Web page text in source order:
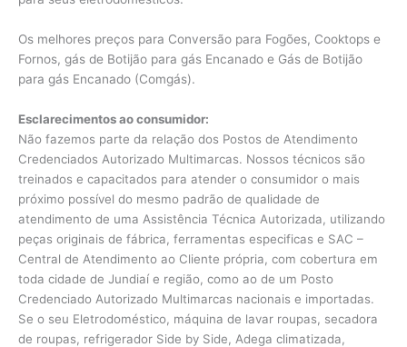
Os melhores preços para Conversão para Fogões, Cooktops e
Fornos, gás de Botijão para gás Encanado e Gás de Botijão
para gás Encanado (Comgás).
Esclarecimentos ao consumidor:
Não fazemos parte da relação dos Postos de Atendimento
Credenciados Autorizado Multimarcas. Nossos técnicos são
treinados e capacitados para atender o consumidor o mais
próximo possível do mesmo padrão de qualidade de
atendimento de uma Assistência Técnica Autorizada, utilizando
peças originais de fábrica, ferramentas especificas e SAC –
Central de Atendimento ao Cliente própria, com cobertura em
toda cidade de Jundiaí e região, como ao de um Posto
Credenciado Autorizado Multimarcas nacionais e importadas.
Se o seu Eletrodoméstico, máquina de lavar roupas, secadora
de roupas, refrigerador Side by Side, Adega climatizada,